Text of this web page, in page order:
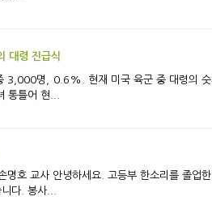
대령 진급식
통틀어 현...
다. 봉사...